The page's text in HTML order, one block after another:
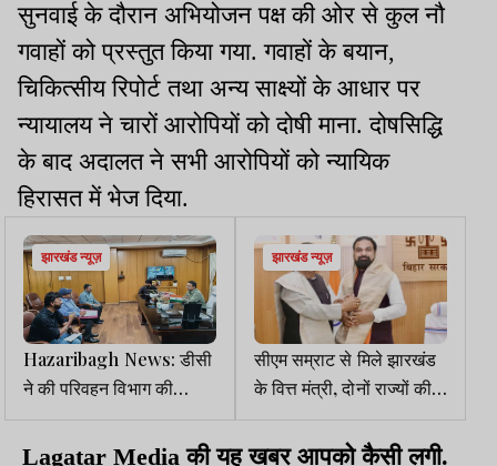
सुनवाई के दौरान अभियोजन पक्ष की ओर से कुल नौ
गवाहों को प्रस्तुत किया गया. गवाहों के बयान,
चिकित्सीय रिपोर्ट तथा अन्य साक्ष्यों के आधार पर
न्यायालय ने चारों आरोपियों को दोषी माना. दोषसिद्धि
के बाद अदालत ने सभी आरोपियों को न्यायिक
हिरासत में भेज दिया.
झारखंड न्यूज़
Hazaribagh News: डीसी
ने की परिवहन विभाग की
समीक्षा, 11.23 करोड़ मिला
राजस्व
झारखंड न्यूज़
सीएम सम्राट से मिले झारखंड
के वित्त मंत्री, दोनों राज्यों की
आर्थिक स्थिति पर हुई चर्चा
Lagatar Media की यह खबर आपको कैसी लगी.